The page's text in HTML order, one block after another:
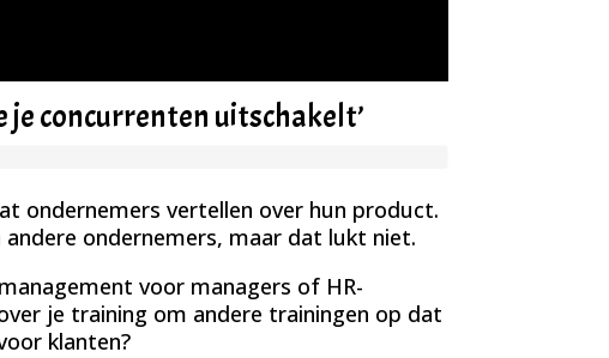
je concurrenten uitschakelt’
ondernemers vertellen over hun product.
ondernemers, maar dat lukt niet.
voor managers of HR-
je training om andere trainingen op dat
klanten?